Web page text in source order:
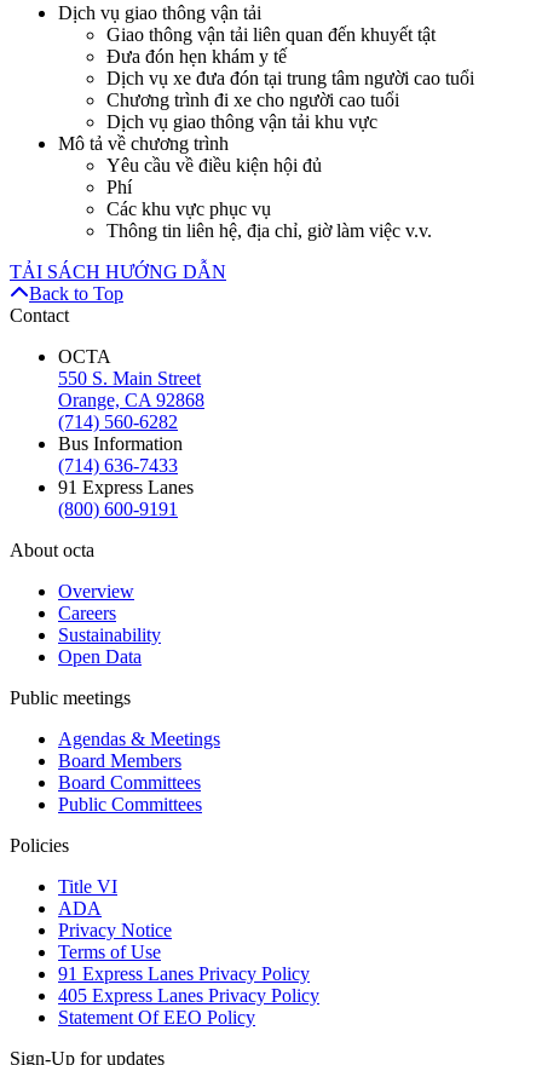
Dịch vụ giao thông vận tải
Giao thông vận tải liên quan đến khuyết tật
Đưa đón hẹn khám y tế
Dịch vụ xe đưa đón tại trung tâm người cao tuổi
Chương trình đi xe cho người cao tuổi
Dịch vụ giao thông vận tải khu vực
Mô tả về chương trình
Yêu cầu về điều kiện hội đủ
Phí
Các khu vực phục vụ
Thông tin liên hệ, địa chỉ, giờ làm việc v.v.
TẢI SÁCH HƯỚNG DẪN
Back to Top
Contact
OCTA
550 S. Main Street
Orange, CA 92868
(714) 560-6282
Bus Information
(714) 636-7433
91 Express Lanes
(800) 600-9191
About octa
Overview
Careers
Sustainability
Open Data
Public meetings
Agendas & Meetings
Board Members
Board Committees
Public Committees
Policies
Title VI
ADA
Privacy Notice
Terms of Use
91 Express Lanes Privacy Policy
405 Express Lanes Privacy Policy
Statement Of EEO Policy
Sign-Up for updates